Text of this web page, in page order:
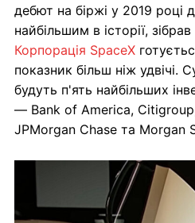
дебют на біржі у 2019 році
найбільшим в історії,
Корпорація SpaceX
показник більш ніж удвічі.
будуть п'ять найбільших
— Bank of America,
JPMorgan Chase та Morgan